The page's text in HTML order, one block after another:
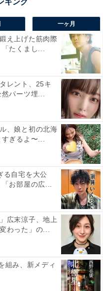
一ヶ月
え上げた筋肉際
たくまし...
レント、25キ
然パーツ埋...
、娘と初の北海
ぎるよ〜...
る自宅を大公
お部屋の広...
広末涼子、地上
わった」の...
組み、新メディ